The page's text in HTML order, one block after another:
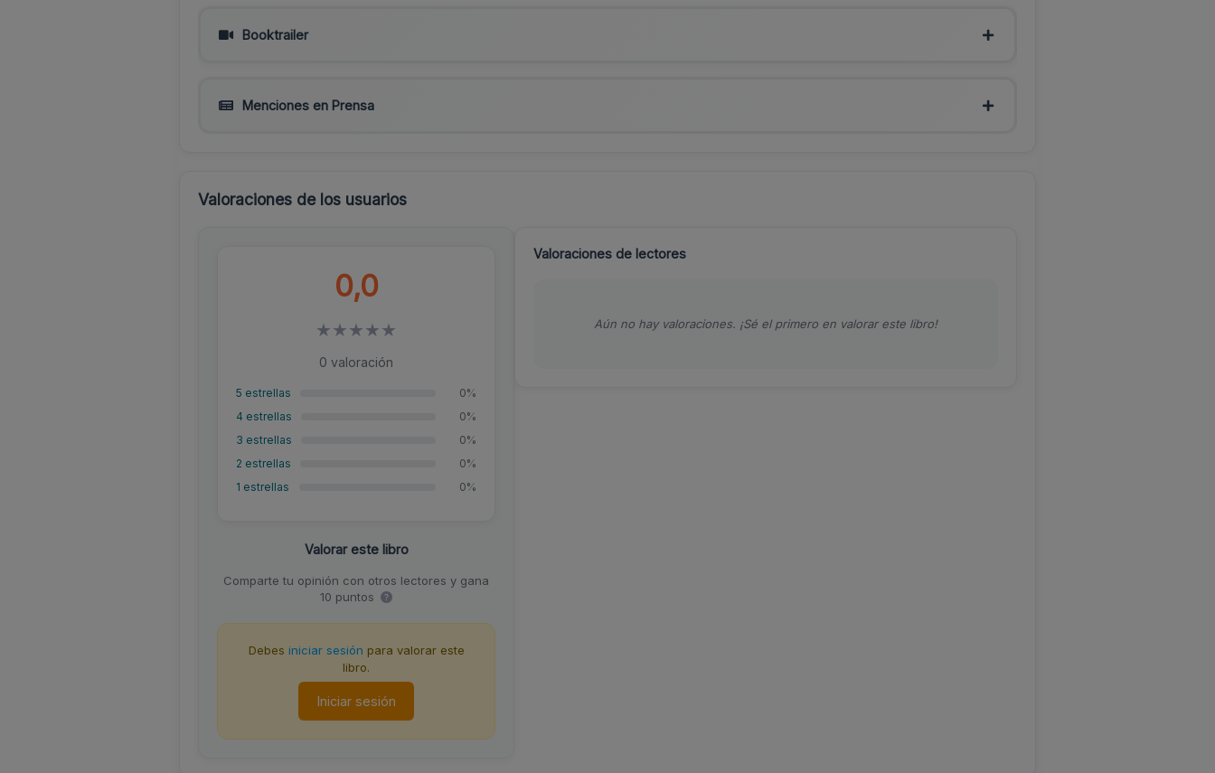
Booktrailer
Menciones en Prensa
Valoraciones de los usuarios
0,0
★★★★★
0 valoración
5 estrellas
0%
4 estrellas
0%
3 estrellas
0%
2 estrellas
0%
1 estrellas
0%
Valorar este libro
Comparte tu opinión con otros lectores y gana
10 puntos
Debes iniciar sesión para valorar este
libro.
Iniciar sesión
Valoraciones de lectores
Aún no hay valoraciones. ¡Sé el primero en valorar este libro!